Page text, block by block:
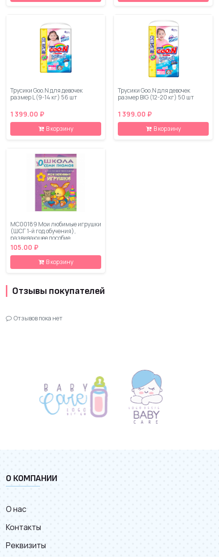
Трусики Goo.N для девочек
размер L (9-14 кг) 56 шт
1 399.00 ₽
В корзину
Трусики Goo.N для девочек
размер BIG (12-20 кг) 50 шт
1 399.00 ₽
В корзину
МС00189 Мои любимые игрушки
(ШСГ 1-й год обучения),
развивающее пособие
105.00 ₽
В корзину
Отзывы покупателей
Отзывов пока нет
О КОМПАНИИ
О нас
Контакты
Реквизиты